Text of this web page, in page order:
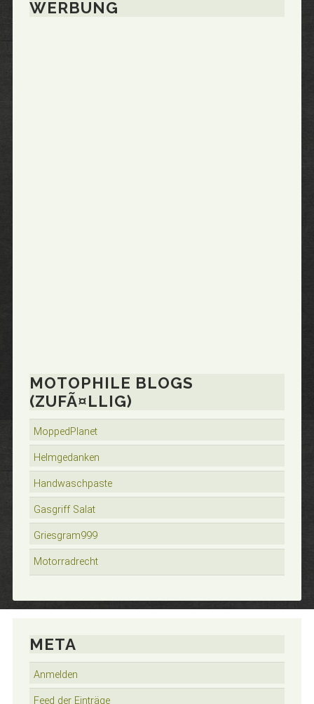
WERBUNG
MOTOPHILE BLOGS
(ZUFÃ¤LLIG)
MoppedPlanet
Helmgedanken
Handwaschpaste
Gasgriff Salat
Griesgram999
Motorradrecht
META
Anmelden
Feed der Einträge